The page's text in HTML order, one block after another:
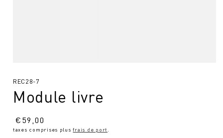
média
en
modal
SKU
REC28-7
Module livre
Prix
normal
€59,00
taxes comprises plusfrais de port